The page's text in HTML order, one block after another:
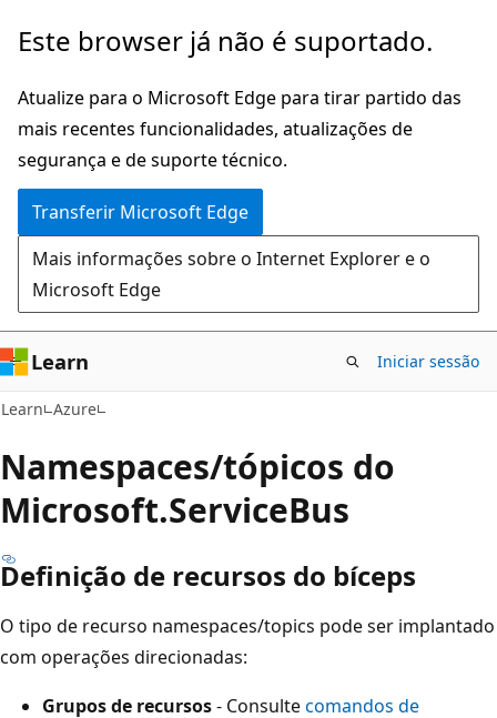
Saltar
o
conteúdo
principal
Este browser já não é suportado.
Atualize para o Microsoft Edge para tirar partido das
mais recentes funcionalidades, atualizações de
segurança e de suporte técnico.
Transferir Microsoft Edge
Mais informações sobre o Internet Explorer e o
Microsoft Edge
Learn Iniciar sessão
Learn Azure
Namespaces/tópicos do
Microsoft.ServiceBus
Definição de recursos do bíceps
O tipo de recurso namespaces/topics pode ser implantado
com operações direcionadas:
Grupos de recursos- Consultecomandos de